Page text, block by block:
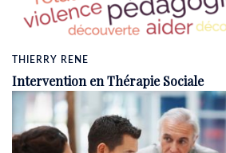
THIERRY RENE
Intervention en Thérapie Sociale